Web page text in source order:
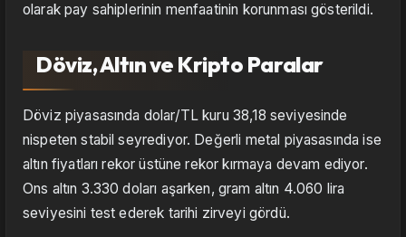
olarak pay sahiplerinin menfaatinin korunması gösterildi.
Döviz, Altın ve Kripto Paralar
Döviz piyasasında dolar/TL kuru 38,18 seviyesinde
nispeten stabil seyrediyor. Değerli metal piyasasında ise
altın fiyatları rekor üstüne rekor kırmaya devam ediyor.
Ons altın 3.330 doları aşarken, gram altın 4.060 lira
seviyesini test ederek tarihi zirveyi gördü.